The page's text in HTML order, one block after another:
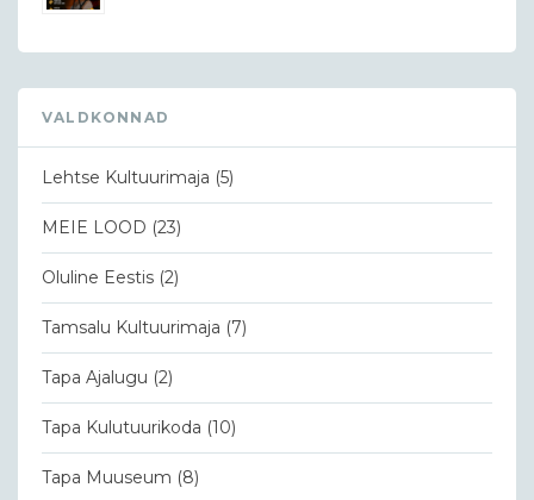
VALDKONNAD
Lehtse Kultuurimaja (5)
MEIE LOOD (23)
Oluline Eestis (2)
Tamsalu Kultuurimaja (7)
Tapa Ajalugu (2)
Tapa Kulutuurikoda (10)
Tapa Muuseum (8)